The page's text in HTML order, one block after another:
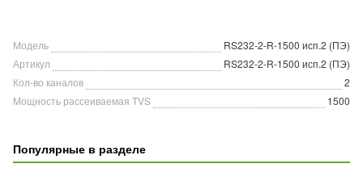
Модель
RS232-2-R-1500 исп.2 (ПЭ)
Артикул
RS232-2-R-1500 исп.2 (ПЭ)
Кол-во каналов
2
Мощность рассеиваемая TVS
1500
Популярные в разделе